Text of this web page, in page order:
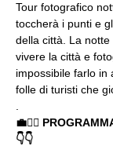
Tour fotografico
toccherà i punti e
della città. La
vivere la città e
impossibile farlo in
folle di turisti che
💼🚶‍♂️
👇👇